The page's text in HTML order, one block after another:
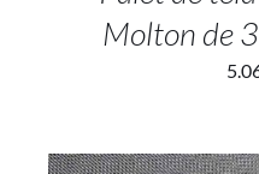
Molton de